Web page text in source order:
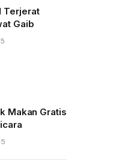
Terjerat
Gaib
Makan Gratis